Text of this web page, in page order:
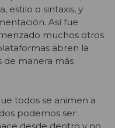
estilo o sintaxis, y
Así fue
muchos otros
abren la
de manera más
todos se animen a
podemos ser